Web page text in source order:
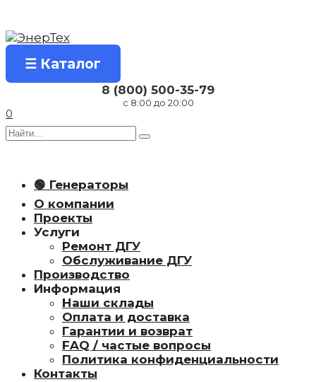
содержанию
☰ Каталог
8 (800) 500-35-79
с 8:00 до 20:00
0
Search
🟢 Генераторы
О компании
Проекты
Услуги
Ремонт ДГУ
Обслуживание ДГУ
Производство
Информация
Наши склады
Оплата и доставка
Гарантии и возврат
FAQ / частые вопросы
Политика конфиденциальности
Контакты